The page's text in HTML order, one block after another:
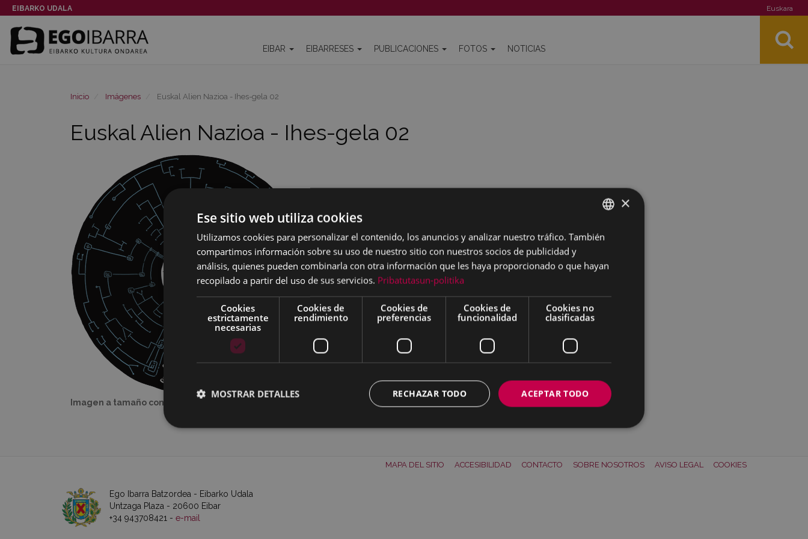
EIBARKO UDALA Euskara
EIBAR EIBARRESES PUBLICACIONES FOTOS NOTICIAS
Inicio Imágenes Euskal Alien Nazioa - Ihes-gela 02
Euskal Alien Nazioa - Ihes-gela 02
Imagen a tamaño completo:
MAPA DEL SITIO ACCESIBILIDAD CONTACTO SOBRE NOSOTROS AVISO LEGAL COOKIES
Ego Ibarra Batzordea - Eibarko Udala
Untzaga Plaza - 20600 Eibar
+34 943708421 - e-mail
BASQUE
×
Ese sitio web utiliza cookies
Utilizamos cookies para personalizar el contenido, los anuncios y analizar nuestro tráfico. También
compartimos información sobre su uso de nuestro sitio con nuestros socios de publicidad y
análisis, quienes pueden combinarla con otra información que les haya proporcionado o que hayan
recopilado a partir del uso de sus servicios. Pribatutasun-politika
Cookies
estrictamente
necesarias
Cookies de
rendimiento
Cookies de
preferencias
Cookies de
funcionalidad
Cookies no
clasificadas
ACEPTAR TODO
RECHAZAR TODO
MOSTRAR DETALLES